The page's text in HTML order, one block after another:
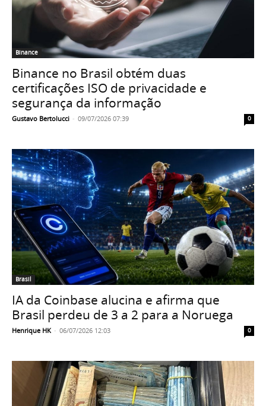
Binance
Binance no Brasil obtém duas
certificações ISO de privacidade e
segurança da informação
Gustavo Bertolucci - 09/07/2026 07:39 0
Brasil
IA da Coinbase alucina e afirma que
Brasil perdeu de 3 a 2 para a Noruega
Henrique HK - 06/07/2026 12:03 0